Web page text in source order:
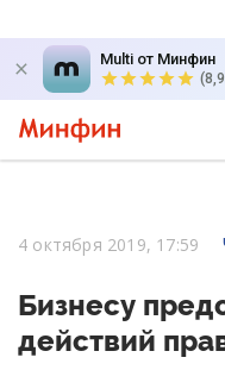
Multi от Минфин
4 октября 2019, 17:59
Бизнесу
действий